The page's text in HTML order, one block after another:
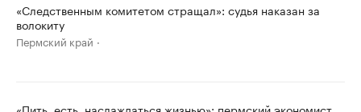
«Следственным комитетом стращал»: судья наказан за
волокиту
Пермский край